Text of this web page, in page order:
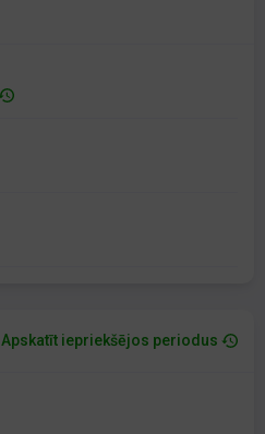
Apskatīt iepriekšējos periodus